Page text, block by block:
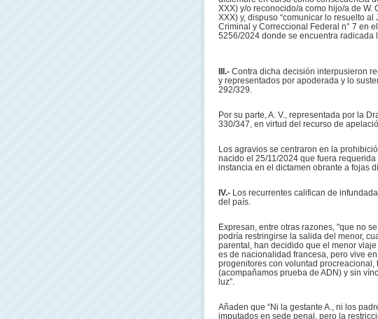
XXX) y/o reconocido/a como hijo/a de W.
XXX) y, dispuso “comunicar lo resuelto
Criminal y Correccional Federal n° 7 en
5256/2024 donde se encuentra radicada
III.- Contra dicha decisión interpusieron
y representados por apoderada y lo
292/329.
Por su parte, A. V., representada por la
330/347, en virtud del recurso de
Los agravios se centraron en la
nacido el 25/11/2024 que fuera
instancia en el dictamen obrante a fojas
IV.- Los recurrentes califican de
del país.
Expresan, entre otras razones, "que no
podría restringirse la salida del menor,
parental, han decidido que el menor
es de nacionalidad francesa, pero vive
progenitores con voluntad
(acompañamos prueba de ADN) y sin
luz”.
Añaden que “Ni la gestante A., ni los
imputados en sede penal, pero la